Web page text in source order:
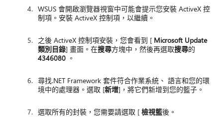
WSUS 會開啟瀏覽器視窗中可能會提示您安裝 ActiveX 控
制項。安裝 ActiveX 控制項，以繼續。
之後 ActiveX 控制項安裝，您會看到 [ Microsoft Update
類別目錄] 畫面。在搜尋方塊中，然後再選取搜尋的
4346080 。
尋找.NET Framework 套件符合作業系統、 語言和您的環
境中的處理器。選取 [新增]，將它們新增到您的籃子。
選取所有的封裝，您需要請選取 [檢視籃後。